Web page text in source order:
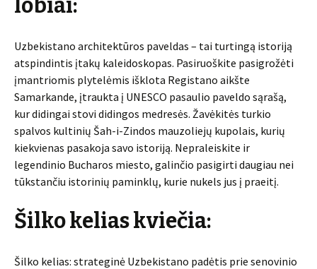
lobiai:
Uzbekistano architektūros paveldas – tai turtingą istoriją
atspindintis įtakų kaleidoskopas. Pasiruoškite pasigrožėti
įmantriomis plytelėmis išklota Registano aikšte
Samarkande, įtraukta į UNESCO pasaulio paveldo sąrašą,
kur didingai stovi didingos medresės. Žavėkitės turkio
spalvos kultinių Šah-i-Zindos mauzoliejų kupolais, kurių
kiekvienas pasakoja savo istoriją. Nepraleiskite ir
legendinio Bucharos miesto, galinčio pasigirti daugiau nei
tūkstančiu istorinių paminklų, kurie nukels jus į praeitį.
Šilko kelias kviečia:
Šilko kelias: strateginė Uzbekistano padėtis prie senovinio